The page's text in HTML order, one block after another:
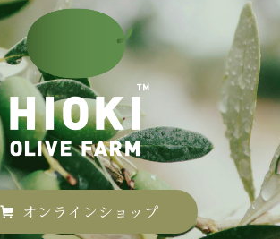
オンラインショップ